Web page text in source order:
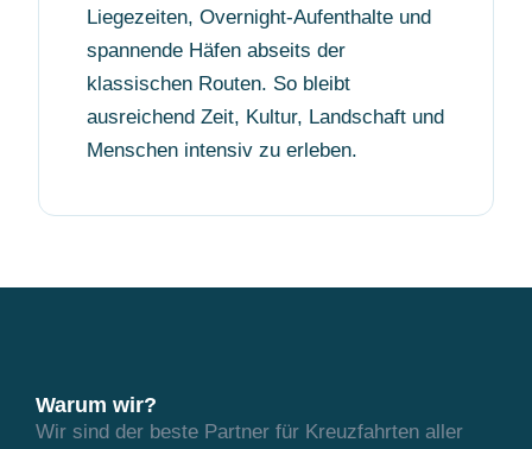
Liegezeiten, Overnight-Aufenthalte und
spannende Häfen abseits der
klassischen Routen. So bleibt
ausreichend Zeit, Kultur, Landschaft und
Menschen intensiv zu erleben.
Warum wir?
Wir sind der beste Partner für Kreuzfahrten aller